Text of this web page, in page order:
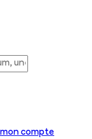
compte